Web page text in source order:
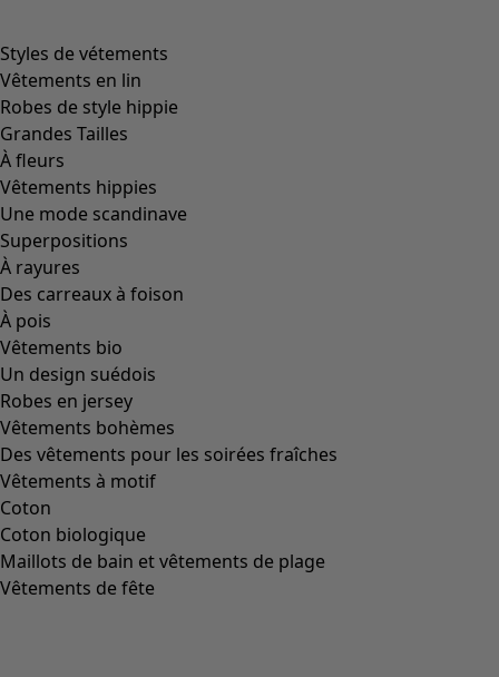
Styles de vétements
Vêtements en lin
Robes de style hippie
Grandes Tailles
À fleurs
Vêtements hippies
Une mode scandinave
Superpositions
À rayures
Des carreaux à foison
À pois
Vêtements bio
Un design suédois
Robes en jersey
Vêtements bohèmes
Des vêtements pour les soirées fraîches
Vêtements à motif
Coton
Coton biologique
Maillots de bain et vêtements de plage
Vêtements de fête